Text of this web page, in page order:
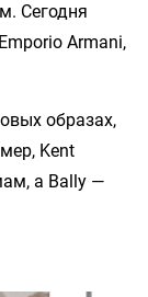
Сегодня
Armani,
образах,
Kent
а Bally —